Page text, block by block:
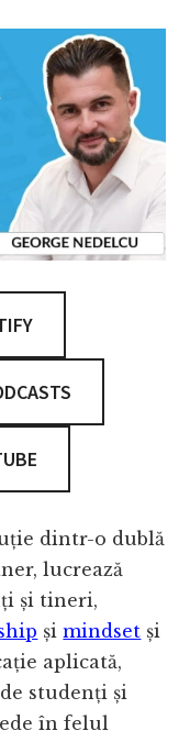
dintr-o dublă
lucrează
și tineri,
șimindset și
aplicată,
studenți și
în felul